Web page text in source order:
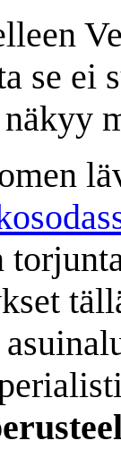
se ei
näkyy